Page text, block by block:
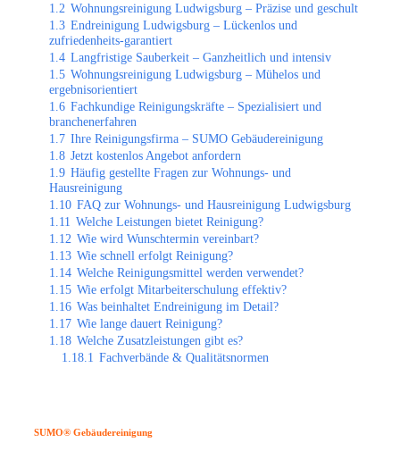
1.2 Wohnungsreinigung Ludwigsburg – Präzise und geschult
1.3 Endreinigung Ludwigsburg – Lückenlos und
zufriedenheits-garantiert
1.4 Langfristige Sauberkeit – Ganzheitlich und intensiv
1.5 Wohnungsreinigung Ludwigsburg – Mühelos und
ergebnisorientiert
1.6 Fachkundige Reinigungskräfte – Spezialisiert und
branchenerfahren
1.7 Ihre Reinigungsfirma – SUMO Gebäudereinigung
1.8 Jetzt kostenlos Angebot anfordern
1.9 Häufig gestellte Fragen zur Wohnungs- und
Hausreinigung
1.10 FAQ zur Wohnungs- und Hausreinigung Ludwigsburg
1.11 Welche Leistungen bietet Reinigung?
1.12 Wie wird Wunschtermin vereinbart?
1.13 Wie schnell erfolgt Reinigung?
1.14 Welche Reinigungsmittel werden verwendet?
1.15 Wie erfolgt Mitarbeiterschulung effektiv?
1.16 Was beinhaltet Endreinigung im Detail?
1.17 Wie lange dauert Reinigung?
1.18 Welche Zusatzleistungen gibt es?
1.18.1 Fachverbände & Qualitätsnormen
SUMO® Gebäudereinigung